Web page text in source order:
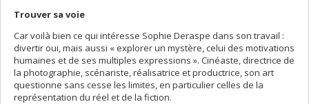
Trouver sa voie
Car voilà bien ce qui intéresse Sophie Deraspe dans son travail :
divertir oui, mais aussi « explorer un mystère, celui des motivations
humaines et de ses multiples expressions ». Cinéaste, directrice de
la photographie, scénariste, réalisatrice et productrice, son art
questionne sans cesse les limites, en particulier celles de la
représentation du réel et de la fiction.